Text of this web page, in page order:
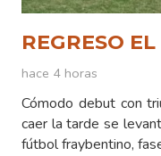
REGRESO
hace 4 horas
Cómodo debut con
caer la tarde se
fútbol fraybentino,